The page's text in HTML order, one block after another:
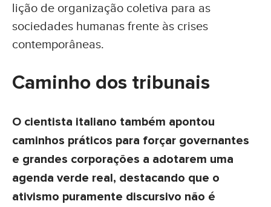
lição de organização coletiva para as
sociedades humanas frente às crises
contemporâneas.
Caminho dos tribunais
O cientista italiano também apontou
caminhos práticos para forçar governantes
e grandes corporações a adotarem uma
agenda verde real, destacando que o
ativismo puramente discursivo não é